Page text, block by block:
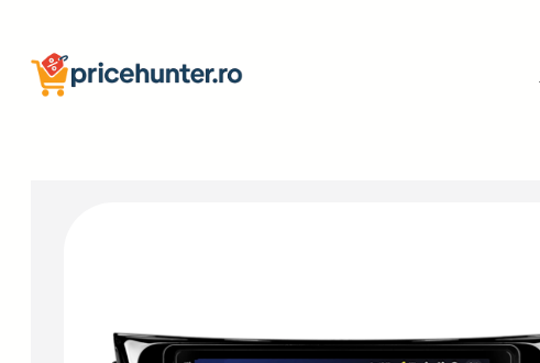
conținut